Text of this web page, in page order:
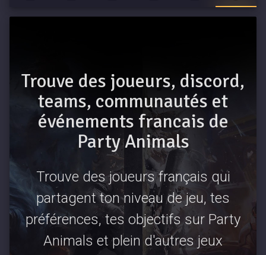
Trouve des joueurs, discord,
teams, communautés et
événements francais de
Party Animals
Trouve des joueurs français qui
partagent ton niveau de jeu, tes
préférences, tes objectifs sur Party
Animals et plein d'autres jeux